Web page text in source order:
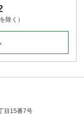
除く）
目15番7号